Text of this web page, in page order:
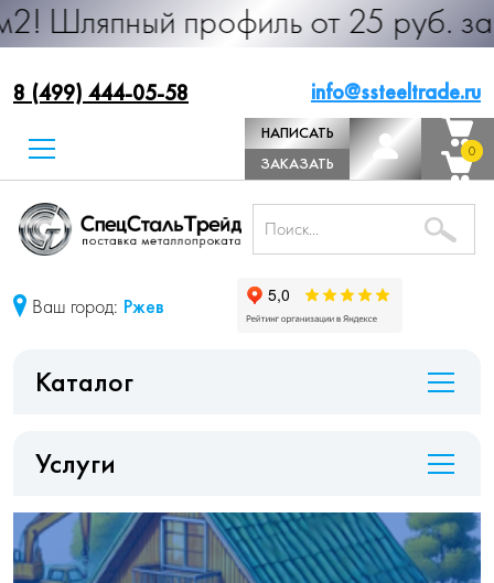
профиль от 25 руб. за м.п.
8 (499) 444-05-58 info@ssteeltrade.ru
НАПИСАТЬ
ДИРЕКТОРУ
ЗАКАЗАТЬ
ЗВОНОК
0
0
Ваш город: Ржев
Каталог
Услуги